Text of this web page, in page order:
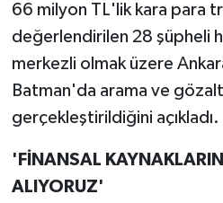
66 milyon TL'lik kara para
değerlendirilen 28 şüpheli
merkezli olmak üzere
Batman'da arama ve
gerçekleştirildiğini açıkladı.
'FİNANSAL
ALIYORUZ'